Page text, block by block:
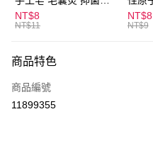
ATM付款
全家取貨付款
每筆NT$60，滿NT$599(含以上)
付款後全家取貨
蟎 清潔護膚 去油去痘
寵物皮膚病 狗狗貓咪
NT$8
NT$11
S304
NT$8
NT$9
商品特色
商品編號
11899355